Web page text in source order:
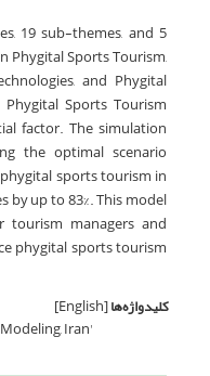
19 sub-themes, and 5
Phygital Sports Tourism,
and Phygital
Sports Tourism
factor. The simulation
the optimal scenario
sports tourism in
by up to 83%. This model
tourism managers and
phygital sports tourism
کلیدواژه‌ها[English]
Iran'